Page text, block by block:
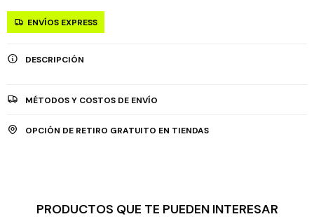
ENVÍOS EXPRESS
DESCRIPCIÓN
MÉTODOS Y COSTOS DE ENVÍO
OPCIÓN DE RETIRO GRATUITO EN TIENDAS
PRODUCTOS QUE TE PUEDEN INTERESAR